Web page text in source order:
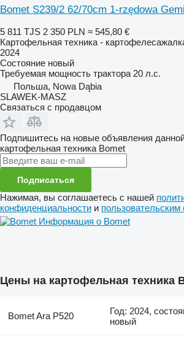
Bomet S239/2 62/70cm 1-rzędowa
5 811 TJS 2 350 PLN ≈ 545,80 €
Картофельная техника -
2024
Состояние новый
Требуемая мощность трактора 20 л.с.
Польша, Nowa Dąbia
SLAWEK-MASZ
Связаться с продавцом
Подпишитесь на новые объявления
картофельная техника Bomet
Подписаться
Нажимая, вы соглашаетесь с нашей
конфиденциальности и
Информация о Bomet
Цены на картофельная техника
Bomet Ara P520
Год: 2024,
новый